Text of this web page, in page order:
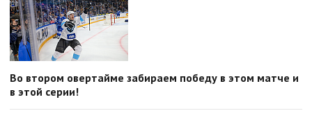
Во втором овертайме забираем победу в этом матче и
в этой серии!